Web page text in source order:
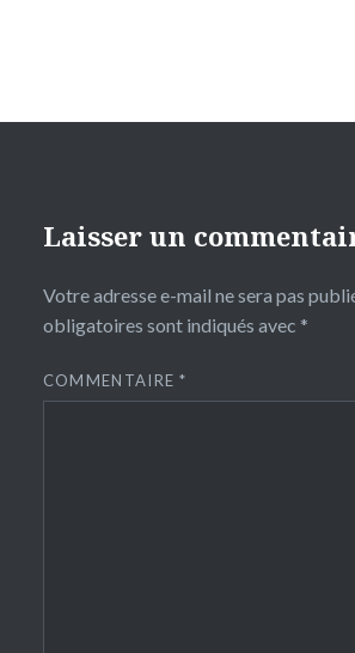
Laisser un
Votre adresse e-mail ne sera pas
obligatoires sont indiqués avec *
COMMENTAIRE*